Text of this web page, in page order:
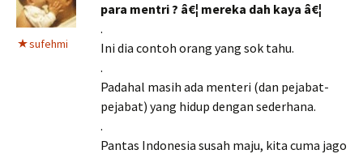
sufehmi
para mentri ? â€¦ mereka dah kaya â€¦
.
Ini dia contoh orang yang sok tahu.
.
Padahal masih ada menteri (dan pejabat-
pejabat) yang hidup dengan sederhana.
.
Pantas Indonesia susah maju, kita cuma jago